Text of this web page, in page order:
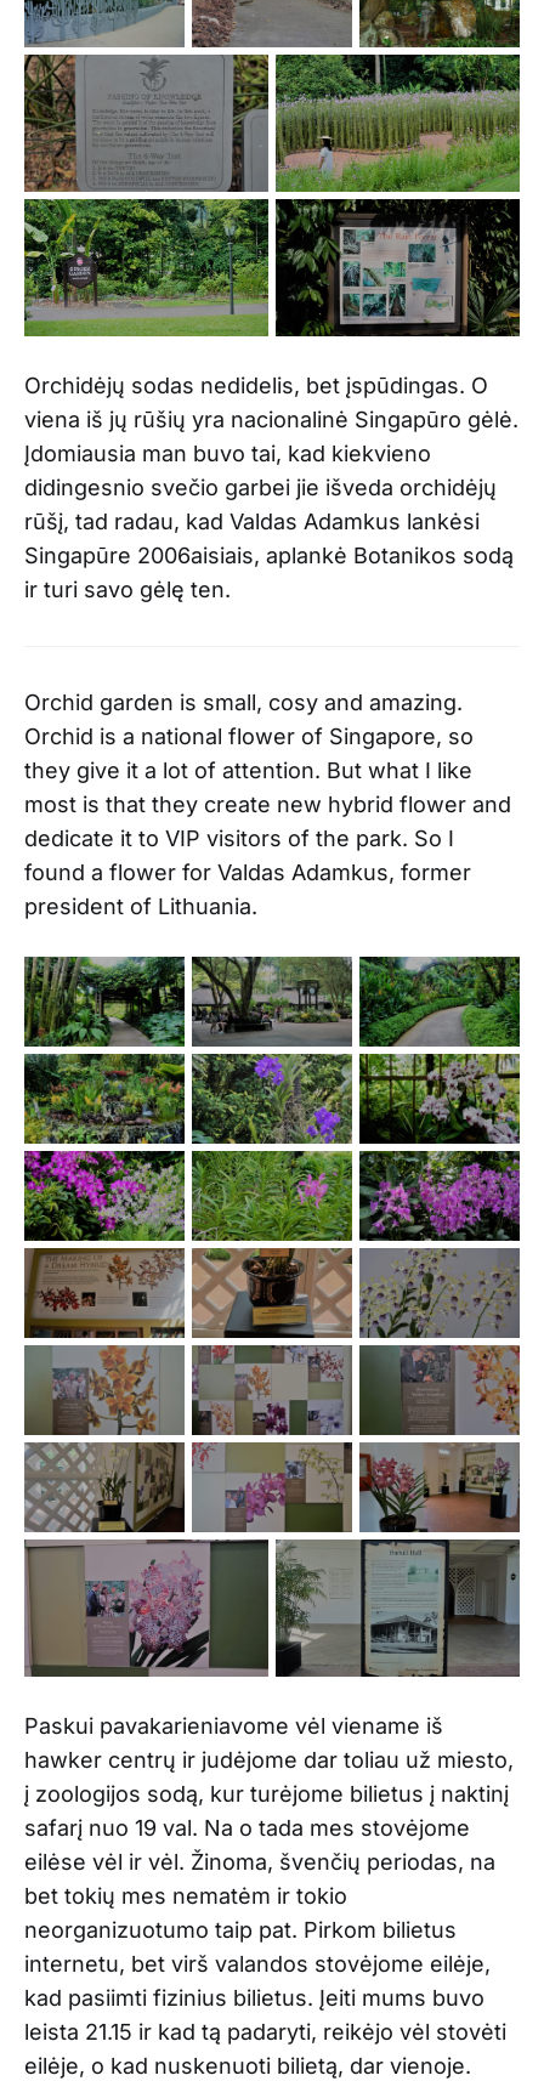
Orchidėjų sodas nedidelis, bet įspūdingas. O
viena iš jų rūšių yra nacionalinė Singapūro gėlė.
Įdomiausia man buvo tai, kad kiekvieno
didingesnio svečio garbei jie išveda orchidėjų
rūšį, tad radau, kad Valdas Adamkus lankėsi
Singapūre 2006aisiais, aplankė Botanikos sodą
ir turi savo gėlę ten.
Orchid garden is small, cosy and amazing.
Orchid is a national flower of Singapore, so
they give it a lot of attention. But what I like
most is that they create new hybrid flower and
dedicate it to VIP visitors of the park. So I
found a flower for Valdas Adamkus, former
president of Lithuania.
Paskui pavakarieniavome vėl viename iš
hawker centrų ir judėjome dar toliau už miesto,
į zoologijos sodą, kur turėjome bilietus į naktinį
safarį nuo 19 val. Na o tada mes stovėjome
eilėse vėl ir vėl. Žinoma, švenčių periodas, na
bet tokių mes nematėm ir tokio
neorganizuotumo taip pat. Pirkom bilietus
internetu, bet virš valandos stovėjome eilėje,
kad pasiimti fizinius bilietus. Įeiti mums buvo
leista 21.15 ir kad tą padaryti, reikėjo vėl stovėti
eilėje, o kad nuskenuoti bilietą, dar vienoje.